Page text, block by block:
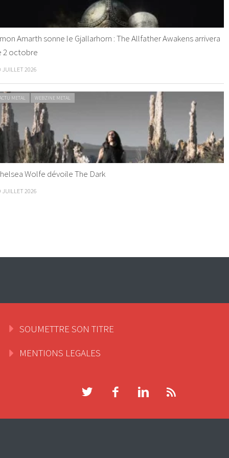
Amarth sonne le Gjallarhorn : The Allfather Awakens arrivera
2 octobre
JUILLET 2026
METAL WEBZINE METAL
Wolfe dévoile The Dark
JUILLET 2026
SOUMETTRE SON TITRE
MENTIONS LEGALES